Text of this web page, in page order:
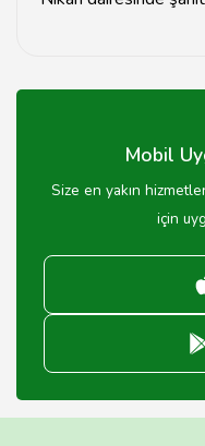
bulundurmanız
Mobil
Size en yakın
için